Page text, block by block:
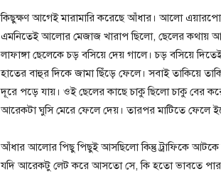
কিছুক্ষণ আগেই মারামারি করেছে আঁধার। আলো
এমনিতেই আলোর মেজাজ খারাপ ছিলো, ছেলের কথায়
লাফাঙ্গা ছেলেকে চড় বসিয়ে দেয় গালে। চড় বসিয়ে
হাতের বাহুর দিকে জামা ছিঁড়ে ফেলে। সবাই তাকিয়ে
দূরে পড়ে যায়। ওই ছেলের কাছে চাকু ছিলো চাকু বের
আরেকটা ঘুসি মেরে ফেলে দেয়। তারপর মাটিতে ফেলে
আঁধার আলোর পিছু পিছুই আসছিলো কিন্তু ট্রাফিকে
যদি আরেকটু লেট করে আসতো সে, কি হতো ভাবতে